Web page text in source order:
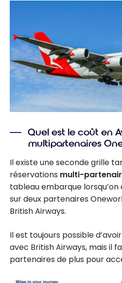
Quel est le coût en
multipartenaires
Il existe une seconde grille
réservations multi-
tableau embarque
sur deux partenaires
British Airways.
Il est toujours possible
avec British Airways, mais il
partenaires de plus pour